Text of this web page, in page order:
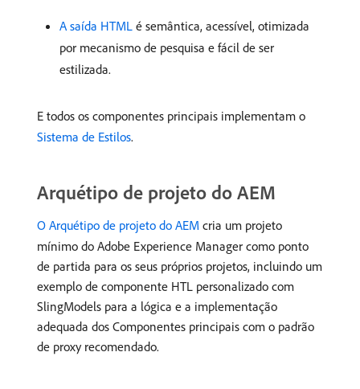
A saída HTML é semântica, acessível, otimizada
por mecanismo de pesquisa e fácil de ser
estilizada.
E todos os componentes principais implementam o
Sistema de Estilos.
Arquétipo de projeto do AEM
O Arquétipo de projeto do AEM cria um projeto
mínimo do Adobe Experience Manager como ponto
de partida para os seus próprios projetos, incluindo um
exemplo de componente HTL personalizado com
SlingModels para a lógica e a implementação
adequada dos Componentes principais com o padrão
de proxy recomendado.